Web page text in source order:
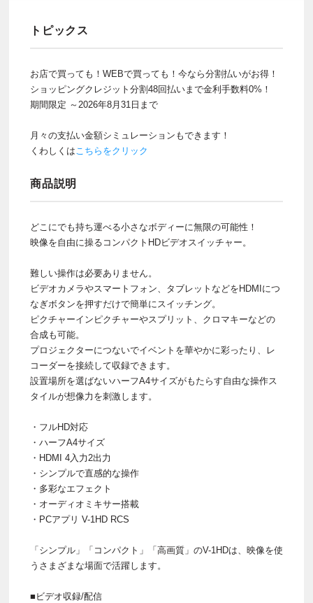
トピックス
お店で買っても！WEBで買っても！今なら分割払いがお得！
ショッピングクレジット分割48回払いまで金利手数料0%！
期間限定 ～2026年8月31日まで
月々の支払い金額シミュレーションもできます！
くわしくはこちらをクリック
商品説明
どこにでも持ち運べる小さなボディーに無限の可能性！
映像を自由に操るコンパクトHDビデオスイッチャー。
難しい操作は必要ありません。
ビデオカメラやスマートフォン、タブレットなどをHDMIにつ
なぎボタンを押すだけで簡単にスイッチング。
ピクチャーインピクチャーやスプリット、クロマキーなどの
合成も可能。
プロジェクターにつないでイベントを華やかに彩ったり、レ
コーダーを接続して収録できます。
設置場所を選ばないハーフA4サイズがもたらす自由な操作ス
タイルが想像力を刺激します。
・フルHD対応
・ハーフA4サイズ
・HDMI 4入力2出力
・シンプルで直感的な操作
・多彩なエフェクト
・オーディオミキサー搭載
・PCアプリ V-1HD RCS
「シンプル」「コンパクト」「高画質」のV-1HDは、映像を使
うさまざまな場面で活躍します。
■ビデオ収録/配信